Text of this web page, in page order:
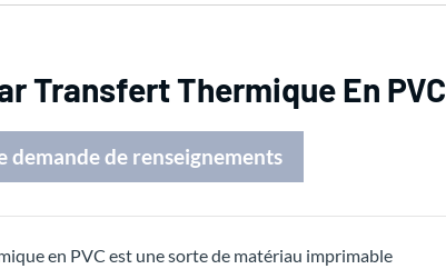
Transfert Thermique En PVC
demande de renseignements
en PVC est une sorte de matériau imprimable